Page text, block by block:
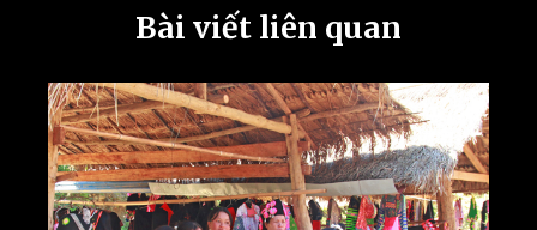
Bài viết liên quan